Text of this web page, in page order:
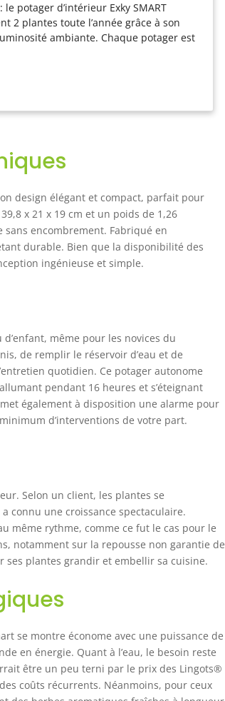
: le potager d’intérieur Exky SMART
2 plantes toute l’année grâce à son
ambiante. Chaque potager est
grand vert et Persil frisé 💡
: module l'intensité de l’éclairage en
L’éclairage horticole accélère la
à la vitesse de croissance des
régulière pendant 4 à 6 mois.
» 💧 AUTONOME jusqu’à 4 semaines.
l’éclairage, l’arrosage et les
IN FRANCE & ECOLOGIQUE :
en France. Emballage éco-conçu,
biodégradables et compostables.
la technologie LED (4W)
design élégant et compact, parfait pour
x 21 x 19 cm et un poids de 1,26
encombrement. Fabriqué en
durable. Bien que la disponibilité des
ingénieuse et simple.
même pour les novices du
de remplir le réservoir d’eau et de
quotidien. Ce potager autonome
pendant 16 heures et s’éteignant
également à disposition une alarme pour
d’interventions de votre part.
Selon un client, les plantes se
connu une croissance spectaculaire.
même rythme, comme ce fut le cas pour le
notamment sur la repousse non garantie de
ses plantes grandir et embellir sa cuisine.
se montre économe avec une puissance de
en énergie. Quant à l’eau, le besoin reste
être un peu terni par le prix des Lingots®
coûts récurrents. Néanmoins, pour ceux